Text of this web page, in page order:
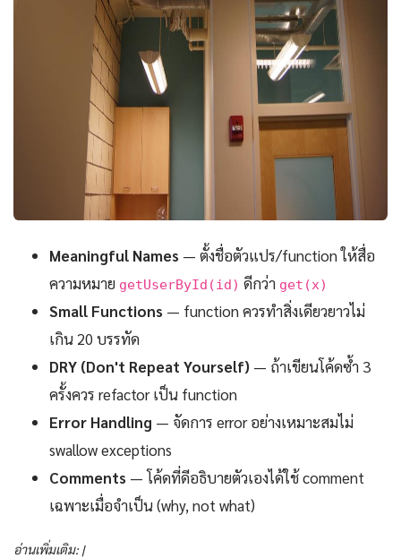
Meaningful Names — ตั้งชื่อตัวแปร/function ให้สื่อ
ความหมาย getUserById(id) ดีกว่า get(x)
Small Functions — function ควรทำสิ่งเดียวยาวไม่
เกิน 20 บรรทัด
DRY (Don't Repeat Yourself) — ถ้าเขียนโค้ดซ้ำ 3
ครั้งควร refactor เป็น function
Error Handling — จัดการ error อย่างเหมาะสมไม่
swallow exceptions
Comments — โค้ดที่ดีอธิบายตัวเองได้ใช้ comment
เฉพาะเมื่อจำเป็น (why, not what)
อ่านเพิ่มเติม: |